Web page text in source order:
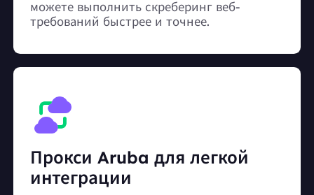
можете выполнить скреберинг веб-
требований быстрее и точнее.
Прокси Aruba для легкой
интеграции